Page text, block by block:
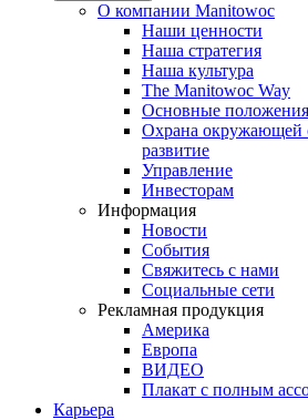
О компании Manitowoc
Наши ценности
Наша стратегия
Наша культура
The Manitowoc Way
Основные положения
Охрана окружающей
развитие
Управление
Инвесторам
Информация
Новости
События
Свяжитесь с нами
Социальные сети
Рекламная продукция
Америка
Европа
ВИДЕО
Плакат с полным
Карьера